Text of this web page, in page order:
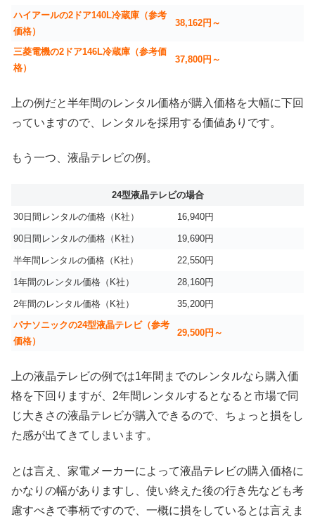
ハイアールの2ドア140L冷蔵庫（参考
価格）
38,162円～
三菱電機の2ドア146L冷蔵庫（参考価
格）
37,800円～
上の例だと半年間のレンタル価格が購入価格を大幅に下回
っていますので、レンタルを採用する価値ありです。
もう一つ、液晶テレビの例。
24型液晶テレビの場合
30日間レンタルの価格（K社） 16,940円
90日間レンタルの価格（K社） 19,690円
半年間レンタルの価格（K社） 22,550円
1年間のレンタル価格（K社） 28,160円
2年間のレンタル価格（K社）
35,200円
パナソニックの24型液晶テレビ（参考
価格）
29,500円～
上の液晶テレビの例では1年間までのレンタルなら購入価
格を下回りますが、2年間レンタルするとなると市場で同
じ大きさの液晶テレビが購入できるので、ちょっと損をし
た感が出てきてしまいます。
とは言え、家電メーカーによって液晶テレビの購入価格に
かなりの幅がありますし、使い終えた後の行き先なども考
慮すべきで事柄ですので、一概に損をしているとは言えま